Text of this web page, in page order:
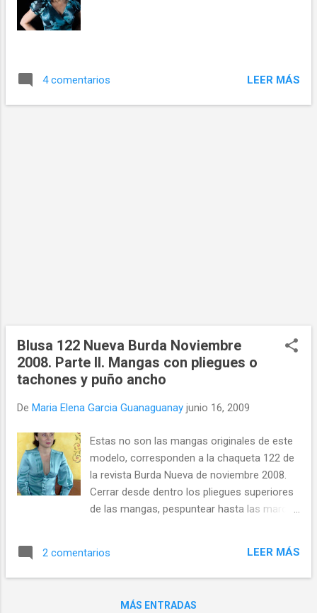
4 comentarios LEER MÁS
Blusa 122 Nueva Burda Noviembre
2008. Parte II. Mangas con pliegues o
tachones y puño ancho
De Maria Elena Garcia Guanaguanay junio 16, 2009
Estas no son las mangas originales de este
modelo, corresponden a la chaqueta 122 de
la revista Burda Nueva de noviembre 2008.
Cerrar desde dentro los pliegues superiores
de las mangas, pespuntear hasta las marcas
hilván.
2 comentarios LEER MÁS
MÁS ENTRADAS